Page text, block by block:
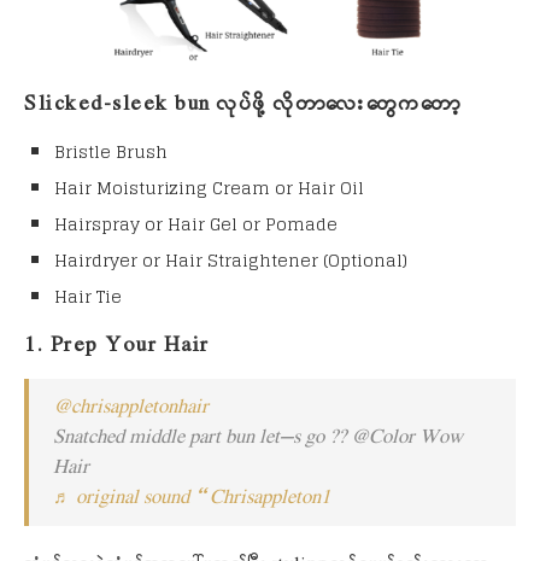
Slicked-sleek bun လုပ်ဖို့ လိုတာလေးတွေကတော့
Bristle Brush
Hair Moisturizing Cream or Hair Oil
Hairspray or Hair Gel or Pomade
Hairdryer or Hair Straightener (Optional)
Hair Tie
1. Prep Your Hair
@chrisappletonhair
Snatched middle part bun let’s go ?? @Color Wow
Hair
♬ original sound – Chrisappleton1